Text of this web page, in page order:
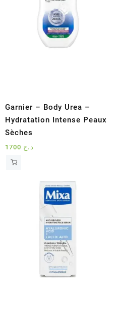
Garnier – Body Urea –
Hydratation Intense Peaux
Sèches
د.ج